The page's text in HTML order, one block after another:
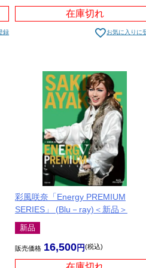
録
在庫切れ
お気に入りに
彩風咲奈「Energy PREMIUM
SERIES」 (Blu－ray)＜新品＞
新品
販売価格 16,500 税込